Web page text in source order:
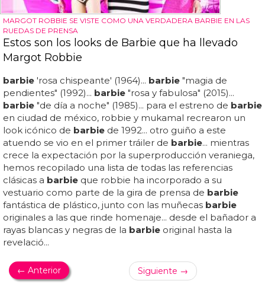
MARGOT ROBBIE SE VISTE COMO UNA VERDADERA BARBIE EN LAS
RUEDAS DE PRENSA
Estos son los looks de Barbie que ha llevado
Margot Robbie
barbie 'rosa chispeante' (1964)... barbie "magia de
pendientes" (1992)... barbie "rosa y fabulosa" (2015)...
barbie "de día a noche" (1985)... para el estreno de barbie
en ciudad de méxico, robbie y mukamal recrearon un
look icónico de barbie de 1992... otro guiño a este
atuendo se vio en el primer tráiler de barbie... mientras
crece la expectación por la superproducción veraniega,
hemos recopilado una lista de todas las referencias
clásicas a barbie que robbie ha incorporado a su
vestuario como parte de la gira de prensa de barbie
fantástica de plástico, junto con las muñecas barbie
originales a las que rinde homenaje... desde el bañador a
rayas blancas y negras de la barbie original hasta la
revelació...
← Anterior Siguiente →